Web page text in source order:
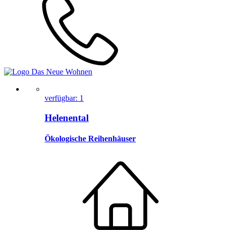
verfügbar: 1
Helenental
Ökologische Reihenhäuser